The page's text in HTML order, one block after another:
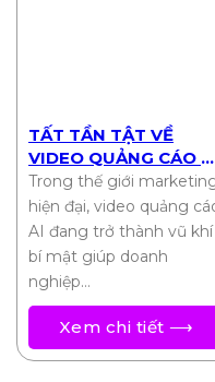
TẤT TẦN TẬT VỀ
VIDEO QUẢNG CÁO AI:
TỐI ƯU CHI PHÍ, TỐI
ĐA HIỆU QUẢ
Trong thế giới
hiện đại, video quảng
AI đang trở thành vũ khí
bí mật giúp doanh
nghiệp…
Xem chi tiết ⟶